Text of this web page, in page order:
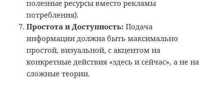
полезные ресурсы вместо рекламы
потребления).
Простота и Доступность: Подача
информации должна быть максимально
простой, визуальной, с акцентом на
конкретные действия «здесь и сейчас», а не на
сложные теории.